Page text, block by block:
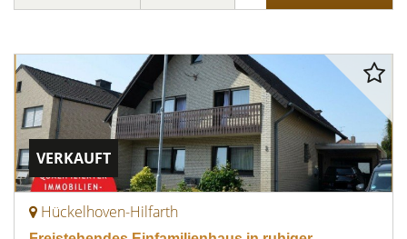
VERKAUFT
Hückelhoven-Hilfarth